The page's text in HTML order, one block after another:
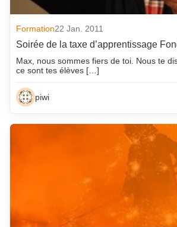
Formation22 Jan. 2011
Soirée de la taxe d’apprentissage
Max, nous sommes fiers de toi. Nous te
ce sont tes élèves […]
piwi